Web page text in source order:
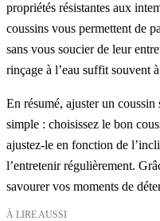
propriétés résistantes aux
coussins vous permettent de
sans vous soucier de leur
rinçage à l’eau suffit souvent
En résumé, ajuster un
simple : choisissez le bon
ajustez-le en fonction de
l’entretenir régulièrement.
savourer vos moments de
À LIRE AUSSI